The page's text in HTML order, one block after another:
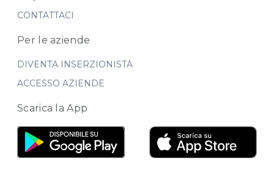
CONTATTACI
Per le aziende
DIVENTA INSERZIONISTA
ACCESSO AZIENDE
Scarica la App